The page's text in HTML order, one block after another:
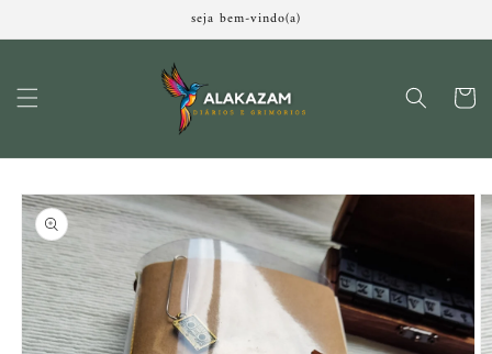
conteúdo
seja bem-vindo(a)
as
informações
do produto